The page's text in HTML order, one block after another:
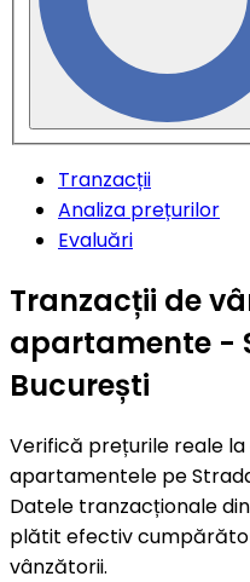
Tranzacții
Analiza prețurilor
Evaluări
Tranzacții de
apartamente -
București
Verifică prețurile reale
apartamentele pe
Datele tranzacționale
plătit efectiv
vânzătorii.